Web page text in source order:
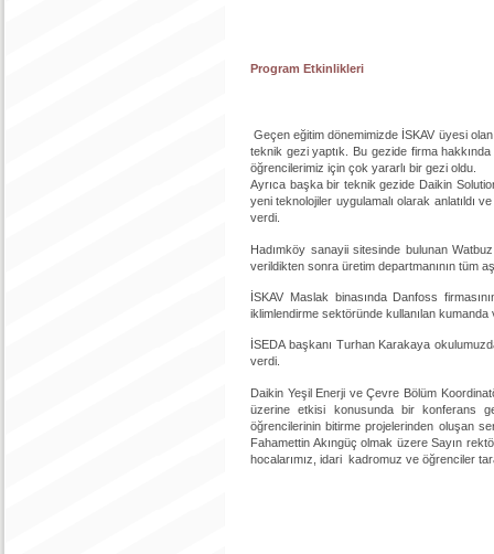
Program Etkinlikleri
Geçen eğitim dönemimizde İSKAV üyesi
teknik gezi yaptık. Bu gezide firma
öğrencilerimiz için çok yararlı bir gezi oldu.
Ayrıca başka bir teknik gezide Daikin
yeni teknolojiler uygulamalı olarak anlatıldı
verdi.
Hadımköy sanayii sitesinde bulunan
verildikten sonra üretim departmanının tüm
İSKAV Maslak binasında Danfoss
iklimlendirme sektöründe kullanılan
İSEDA başkanı Turhan Karakaya
verdi.
Daikin Yeşil Enerji ve Çevre Bölüm
üzerine etkisi konusunda bir konferans
öğrencilerinin bitirme projelerinden oluşan
Fahamettin Akıngüç olmak üzere Sayın
hocalarımız, idari kadromuz ve öğrenciler